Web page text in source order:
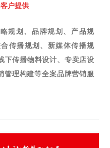
户提供
规划、品牌规划、产品规
传播规划、新媒体传播规
下传播物料设计、专卖店设
管理构建等全案品牌营销服